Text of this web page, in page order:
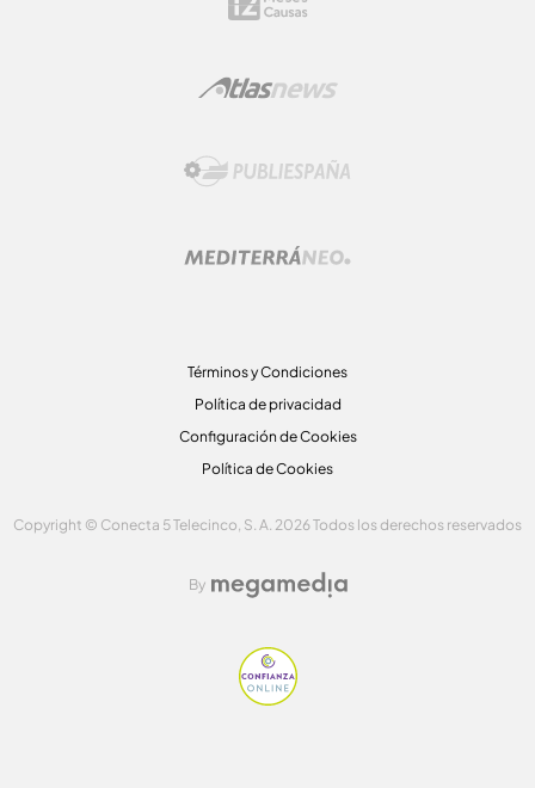
Términos y Condiciones
Política de privacidad
Configuración de Cookies
Política de Cookies
Copyright © Conecta 5 Telecinco, S. A. 2026 Todos los derechos reservados
By